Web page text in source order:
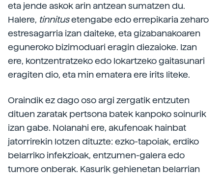
eta jende askok arin antzean sumatzen du.
Halere, tinnitusetengabe edo errepikaria zeharo
estresagarria izan daiteke, eta gizabanakoaren
eguneroko bizimoduari eragin diezaioke. Izan
ere, kontzentratzeko edo lokartzeko gaitasunari
eragiten dio, eta min ematera ere irits liteke.
Oraindik ez dago oso argi zergatik entzuten
dituen zaratak pertsona batek kanpoko soinurik
izan gabe. Nolanahi ere, akufenoak hainbat
jatorrirekin lotzen dituzte: ezko-tapoiak, erdiko
belarriko infekzioak, entzumen-galera edo
tumore onberak. Kasurik gehienetan belarrian